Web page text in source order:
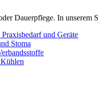
Dauerpflege. In unserem
und Geräte
Stoma